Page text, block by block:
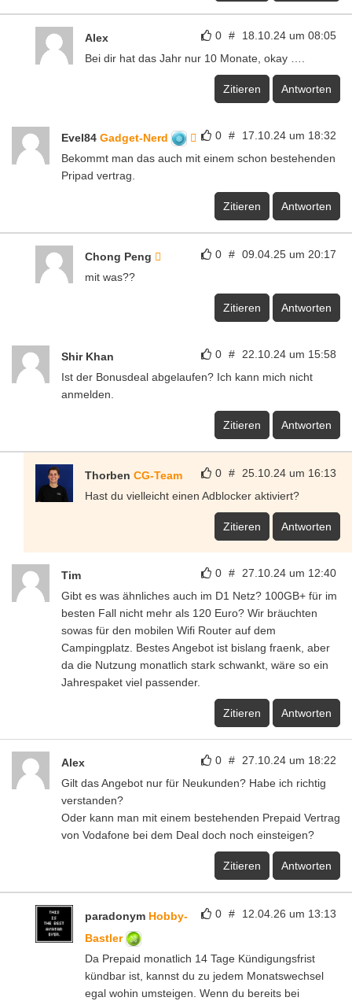
0 # 18.10.24 um 08:05
Alex
Bei dir hat das Jahr nur 10 Monate, okay ….
Zitieren Antworten
0 # 17.10.24 um 18:32
Evel84 Gadget-Nerd
Bekommt man das auch mit einem schon bestehenden
Pripad vertrag.
Zitieren Antworten
0 # 09.04.25 um 20:17
Chong Peng
mit was??
Zitieren Antworten
0 # 22.10.24 um 15:58
Shir Khan
Ist der Bonusdeal abgelaufen? Ich kann mich nicht
anmelden.
Zitieren Antworten
0 # 25.10.24 um 16:13
Thorben CG-Team
Hast du vielleicht einen Adblocker aktiviert?
Zitieren Antworten
0 # 27.10.24 um 12:40
Tim
Gibt es was ähnliches auch im D1 Netz? 100GB+ für im
besten Fall nicht mehr als 120 Euro? Wir bräuchten
sowas für den mobilen Wifi Router auf dem
Campingplatz. Bestes Angebot ist bislang fraenk, aber
da die Nutzung monatlich stark schwankt, wäre so ein
Jahrespaket viel passender.
Zitieren Antworten
0 # 27.10.24 um 18:22
Alex
Gilt das Angebot nur für Neukunden? Habe ich richtig
verstanden?
Oder kann man mit einem bestehenden Prepaid Vertrag
von Vodafone bei dem Deal doch noch einsteigen?
Zitieren Antworten
0 # 12.04.26 um 13:13
paradonym Hobby-
Bastler
Da Prepaid monatlich 14 Tage Kündigungsfrist
kündbar ist, kannst du zu jedem Monatswechsel
egal wohin umsteigen. Wenn du bereits bei